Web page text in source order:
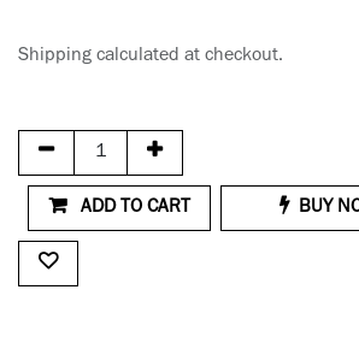
Shipping calculated at checkout.
ADD TO CART BUY